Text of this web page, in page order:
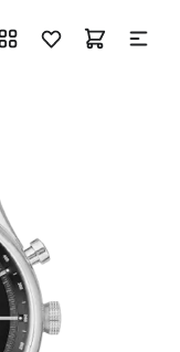
( 705 ) 181-42-50